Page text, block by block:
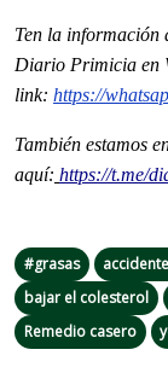
Ten la información
Diario Primicia en
link: https://
También estamos
aquí: https://t.me/
#grasas
bajar el colesterol
Remedio casero